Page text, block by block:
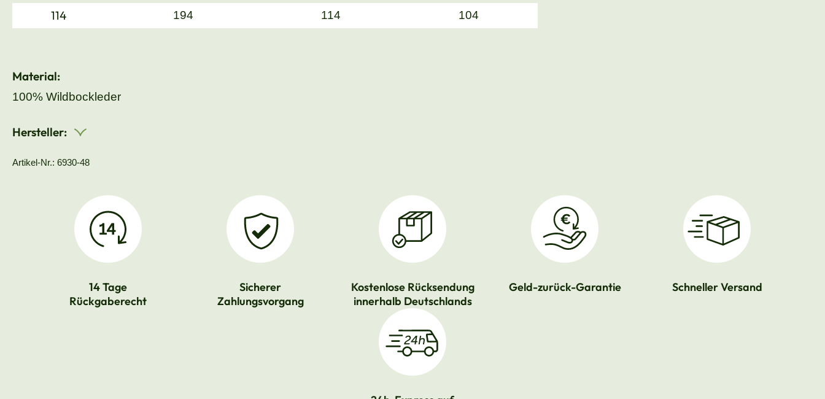
114 194 114 104
Material:
100% Wildbockleder
Hersteller:
Artikel-Nr.: 6930-48
14 Tage
Rückgaberecht
Sicherer
Zahlungsvorgang
Kostenlose Rücksendung
innerhalb Deutschlands
Geld-zurück-Garantie Schneller Versand